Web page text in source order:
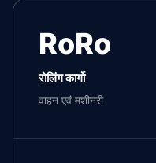
RoRo
रोलिंग कार्गो
वाहन एवं मशीनरी